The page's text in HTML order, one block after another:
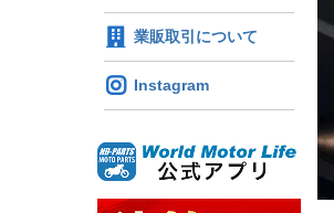
業販取引について
Instagram